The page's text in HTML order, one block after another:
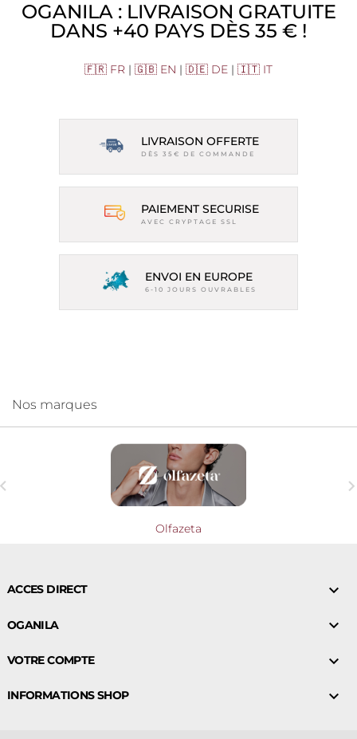
OGANILA : LIVRAISON GRATUITE
DANS +40 PAYS DÈS 35 € !
🇫🇷 FR | 🇬🇧 EN | 🇩🇪 DE | 🇮🇹 IT
LIVRAISON OFFERTE
DÈS 35€ DE COMMANDE
PAIEMENT SECURISE
AVEC CRYPTAGE SSL
ENVOI EN EUROPE
6-10 JOURS OUVRABLES
Nos marques
Olfazeta
ACCES DIRECT 
OGANILA 
VOTRE COMPTE 
INFORMATIONS SHOP 